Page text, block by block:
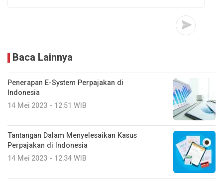
Baca Lainnya
Penerapan E-System Perpajakan di
Indonesia
14 Mei 2023 - 12:51 WIB
Tantangan Dalam Menyelesaikan Kasus
Perpajakan di Indonesia
14 Mei 2023 - 12:34 WIB